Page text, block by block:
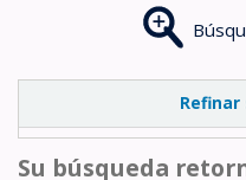
Refinar
Su búsqueda